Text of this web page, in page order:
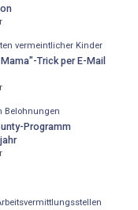
vermeintlicher Kinder
Trick per E-Mail
Belohnungen
Programm